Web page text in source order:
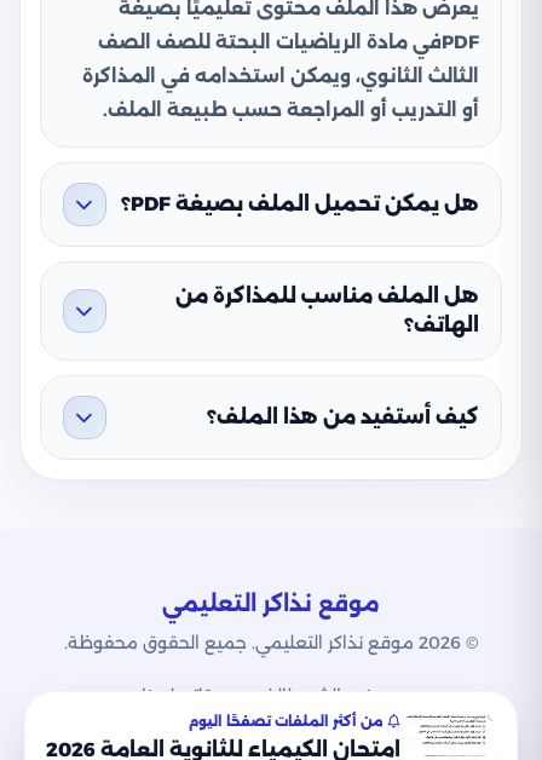
يعرض هذا الملف محتوى تعليميًا بصيغة
PDFفي مادة الرياضيات البحتة للصف الصف
الثالث الثانوي، ويمكن استخدامه في المذاكرة
أو التدريب أو المراجعة حسب طبيعة الملف.
هل يمكن تحميل الملف بصيغة PDF؟
هل الملف مناسب للمذاكرة من
الهاتف؟
كيف أستفيد من هذا الملف؟
موقع نذاكر التعليمي
© 2026 موقع نذاكر التعليمي. جميع الحقوق محفوظة.
من نحن الشروطالخصوصيةاتصل بنا
من أكثر الملفات تصفحًا اليوم
امتحان الكيمياء للثانوية العامة 2026